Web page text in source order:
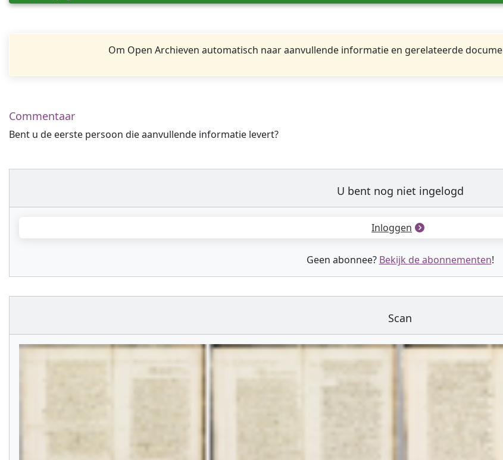
Om Open Archieven automatisch naar aanvullende informatie en gerelateerde
Commentaar
Bent u de eerste persoon die aanvullende informatie levert?
U bent nog niet ingelogd
Inloggen
Geen abonnee? Bekijk de abonnementen!
Scan